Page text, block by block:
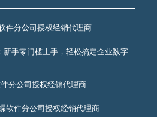
件分公司授权经销代理商
新手零门槛上手，轻松搞定企业数字
分公司授权经销代理商
软件分公司授权经销代理商